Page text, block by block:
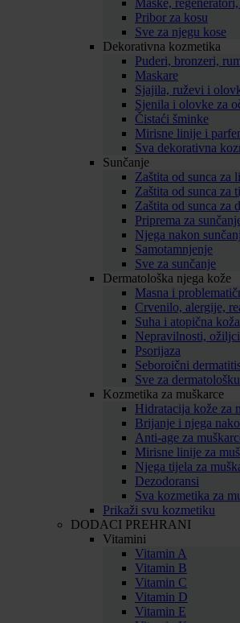
Maske,
Pribor za kosu
Sve za njegu kose
Dekorativna kozmetika
Puderi, bronzeri,
Maskare
Sjajila, ruževi i
Sjenila i olovke za
Čistaći šminke
Mirisne linije i
Sva dekorativna
Sunčanje
Zaštita od sunca za
Zaštita od sunca za
Zaštita od sunca za
Priprema za
Njega nakon
Samotamnjenje
Sve za sunčanje
Dermatološka njega kože
Masna i
Crvenilo, alergije,
Suha i atopična koža
Nepravilnosti,
Psorijaza
Seboroični
Sve za
Kozmetika za muškarce
Hidratacija kože za
Brijanje i njega
Anti-age za
Mirisne linije za
Njega tijela za
Dezodoransi
Sva kozmetika za
Prikaži svu kozmetiku
DODACI PREHRANI
Vitamini
Vitamin A
Vitamin B
Vitamin C
Vitamin D
Vitamin E